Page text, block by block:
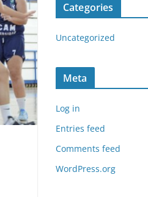
Categories
Uncategorized
Meta
Log in
Entries feed
Comments feed
WordPress.org